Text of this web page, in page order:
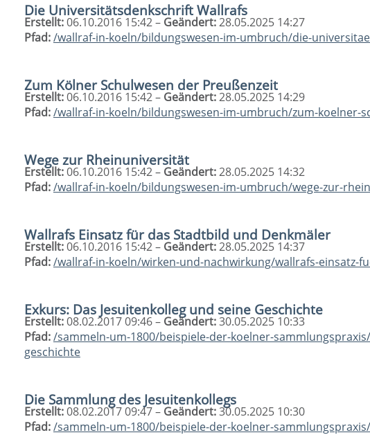
Die Universitätsdenkschrift Wallrafs
Erstellt:06.10.2016 15:42 – Geändert:28.05.2025 14:27
Pfad:/wallraf-in-koeln/bildungswesen-im-umbruch/die-
Zum Kölner Schulwesen der Preußenzeit
Erstellt:06.10.2016 15:42 – Geändert:28.05.2025 14:29
Pfad:/wallraf-in-koeln/bildungswesen-im-umbruch/zum-koelner-
Wege zur Rheinuniversität
Erstellt:06.10.2016 15:42 – Geändert:28.05.2025 14:32
Pfad:/wallraf-in-koeln/bildungswesen-im-umbruch/wege-zur-
Wallrafs Einsatz für das Stadtbild und Denkmäler
Erstellt:06.10.2016 15:42 – Geändert:28.05.2025 14:37
Pfad:/wallraf-in-koeln/wirken-und-nachwirkung/wallrafs-einsatz-
Exkurs: Das Jesuitenkolleg und seine Geschichte
Erstellt:08.02.2017 09:46 – Geändert:30.05.2025 10:33
Pfad:/sammeln-um-1800/beispiele-der-koelner-
geschichte
Die Sammlung des Jesuitenkollegs
Erstellt:08.02.2017 09:47 – Geändert:30.05.2025 10:30
Pfad:/sammeln-um-1800/beispiele-der-koelner-